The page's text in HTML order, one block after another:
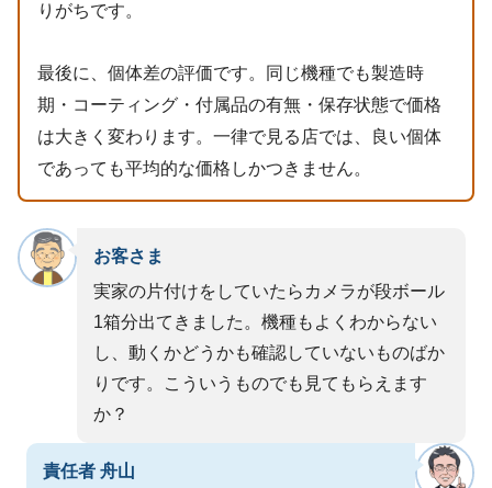
りがちです。
最後に、個体差の評価です。同じ機種でも製造時
期・コーティング・付属品の有無・保存状態で価格
は大きく変わります。一律で見る店では、良い個体
であっても平均的な価格しかつきません。
お客さま
実家の片付けをしていたらカメラが段ボール
1箱分出てきました。機種もよくわからない
し、動くかどうかも確認していないものばか
りです。こういうものでも見てもらえます
か？
責任者 舟山